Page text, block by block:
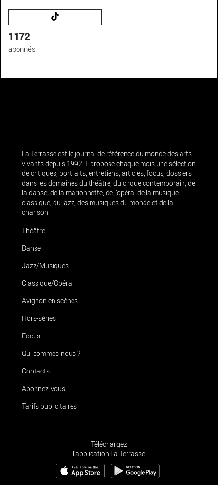
1172
abonnés
La Terrasse est le journal de référence du monde des arts
vivants depuis 1992. Il propose chaque mois une sélection
de critiques, portraits, entretiens, articles, focus, dossiers
dans les domaines du théâtre, du cirque contemporain, de
la danse, de la marionnette, de l’opéra, de la musique
classique, du jazz, des musiques du monde et de la
chanson.
Théâtre
Danse
Jazz/Musiques
Classique/Opéra
Avignon en scènes
Hors-séries
Focus
Qui sommes-nous ?
Contacts
Abonnez-vous
Tarifs publicitaires
Téléchargez
l'application La Terrasse